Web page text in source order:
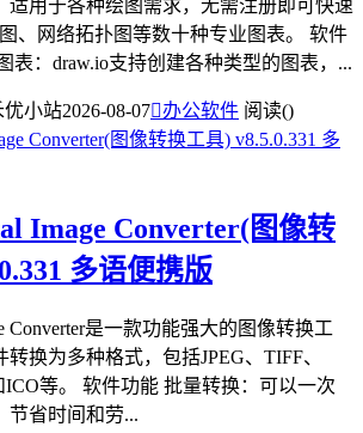
适用于各种绘图需求，无需注册即可快速
、网络拓扑图等数十种专业图表。 软件
表：draw.io支持创建各种类型的图表，...
优小站2026-08-07办公软件 阅读()
Image Converter(图像转
多语便携版
Converter是一款功能强大的图像转换工
换为多种格式，包括JPEG、TIFF、
ICO等。 软件功能 批量转换：可以一次
节省时间和劳...